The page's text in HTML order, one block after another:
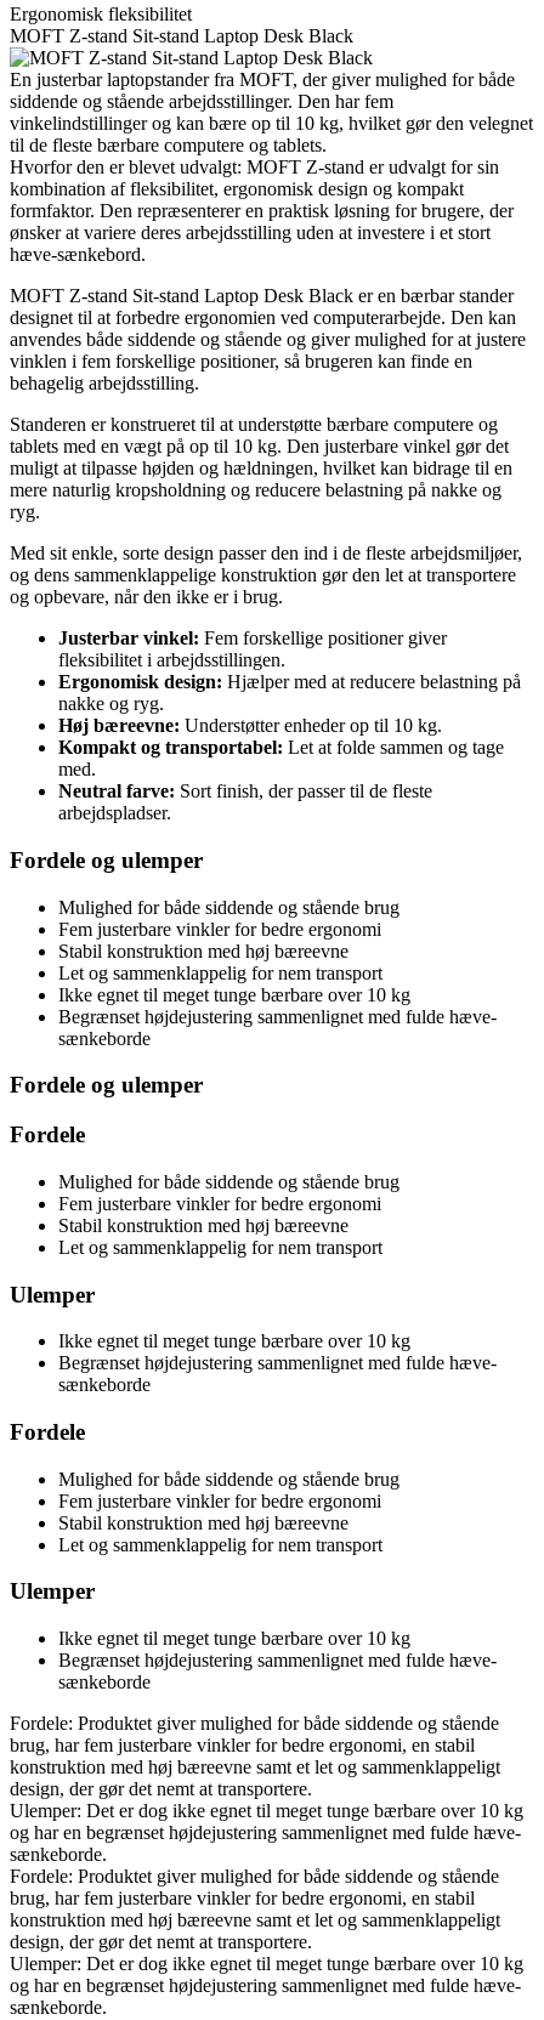
Ergonomisk fleksibilitet
MOFT Z-stand Sit-stand Laptop Desk Black
En justerbar laptopstander fra MOFT, der giver mulighed for både
siddende og stående arbejdsstillinger. Den har fem
vinkelindstillinger og kan bære op til 10 kg, hvilket gør den velegnet
til de fleste bærbare computere og tablets.
Hvorfor den er blevet udvalgt: MOFT Z-stand er udvalgt for sin
kombination af fleksibilitet, ergonomisk design og kompakt
formfaktor. Den repræsenterer en praktisk løsning for brugere, der
ønsker at variere deres arbejdsstilling uden at investere i et stort
hæve-sænkebord.
MOFT Z-stand Sit-stand Laptop Desk Black er en bærbar stander
designet til at forbedre ergonomien ved computerarbejde. Den kan
anvendes både siddende og stående og giver mulighed for at justere
vinklen i fem forskellige positioner, så brugeren kan finde en
behagelig arbejdsstilling.
Standeren er konstrueret til at understøtte bærbare computere og
tablets med en vægt på op til 10 kg. Den justerbare vinkel gør det
muligt at tilpasse højden og hældningen, hvilket kan bidrage til en
mere naturlig kropsholdning og reducere belastning på nakke og
ryg.
Med sit enkle, sorte design passer den ind i de fleste arbejdsmiljøer,
og dens sammenklappelige konstruktion gør den let at transportere
og opbevare, når den ikke er i brug.
Justerbar vinkel: Fem forskellige positioner giver
fleksibilitet i arbejdsstillingen.
Ergonomisk design: Hjælper med at reducere belastning på
nakke og ryg.
Høj bæreevne: Understøtter enheder op til 10 kg.
Kompakt og transportabel: Let at folde sammen og tage
med.
Neutral farve: Sort finish, der passer til de fleste
arbejdspladser.
Fordele og ulemper
Mulighed for både siddende og stående brug
Fem justerbare vinkler for bedre ergonomi
Stabil konstruktion med høj bæreevne
Let og sammenklappelig for nem transport
Ikke egnet til meget tunge bærbare over 10 kg
Begrænset højdejustering sammenlignet med fulde hæve-
sænkeborde
Fordele og ulemper
Fordele
Mulighed for både siddende og stående brug
Fem justerbare vinkler for bedre ergonomi
Stabil konstruktion med høj bæreevne
Let og sammenklappelig for nem transport
Ulemper
Ikke egnet til meget tunge bærbare over 10 kg
Begrænset højdejustering sammenlignet med fulde hæve-
sænkeborde
Fordele
Mulighed for både siddende og stående brug
Fem justerbare vinkler for bedre ergonomi
Stabil konstruktion med høj bæreevne
Let og sammenklappelig for nem transport
Ulemper
Ikke egnet til meget tunge bærbare over 10 kg
Begrænset højdejustering sammenlignet med fulde hæve-
sænkeborde
Fordele: Produktet giver mulighed for både siddende og stående
brug, har fem justerbare vinkler for bedre ergonomi, en stabil
konstruktion med høj bæreevne samt et let og sammenklappeligt
design, der gør det nemt at transportere.
Ulemper: Det er dog ikke egnet til meget tunge bærbare over 10 kg
og har en begrænset højdejustering sammenlignet med fulde hæve-
sænkeborde.
Fordele: Produktet giver mulighed for både siddende og stående
brug, har fem justerbare vinkler for bedre ergonomi, en stabil
konstruktion med høj bæreevne samt et let og sammenklappeligt
design, der gør det nemt at transportere.
Ulemper: Det er dog ikke egnet til meget tunge bærbare over 10 kg
og har en begrænset højdejustering sammenlignet med fulde hæve-
sænkeborde.